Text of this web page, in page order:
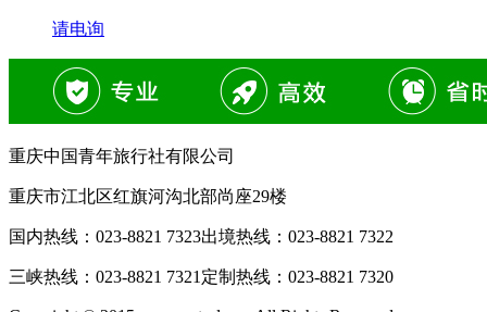
请电询
重庆中国青年旅行社有限公司
重庆市江北区红旗河沟北部尚座29楼
国内热线： 023-8821 7323出境热线： 023-8821 7322
三峡热线： 023-8821 7321 定制热线： 023-8821 7320